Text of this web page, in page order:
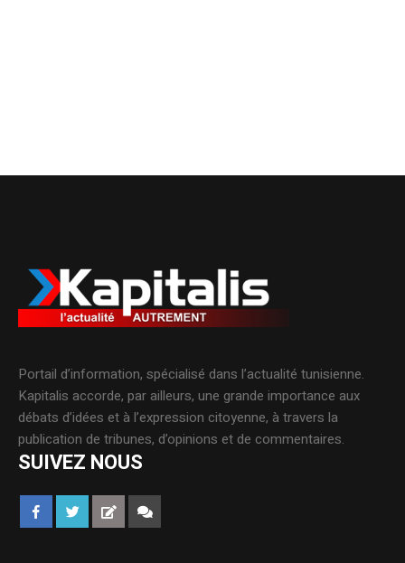
Portail d’information, spécialisé dans l’actualité tunisienne.
Kapitalis accorde, par ailleurs, une grande importance aux
débats d’idées et à l’expression citoyenne, à travers la
publication de tribunes, d’opinions et de commentaires.
SUIVEZ NOUS